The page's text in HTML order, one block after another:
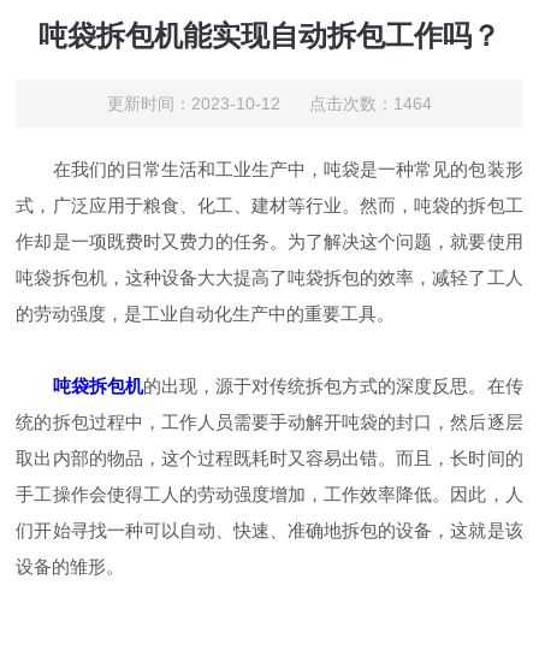
吨袋拆包机能实现自动拆包工作吗？
更新时间：2023-10-12 点击次数：1464
在我们的日常生活和工业生产中，吨袋是一种常见的包装形
式，广泛应用于粮食、化工、建材等行业。然而，吨袋的拆包工
作却是一项既费时又费力的任务。为了解决这个问题，就要使用
吨袋拆包机，这种设备大大提高了吨袋拆包的效率，减轻了工人
的劳动强度，是工业自动化生产中的重要工具。
吨袋拆包机的出现，源于对传统拆包方式的深度反思。在传
统的拆包过程中，工作人员需要手动解开吨袋的封口，然后逐层
取出内部的物品，这个过程既耗时又容易出错。而且，长时间的
手工操作会使得工人的劳动强度增加，工作效率降低。因此，人
们开始寻找一种可以自动、快速、准确地拆包的设备，这就是该
设备的雏形。